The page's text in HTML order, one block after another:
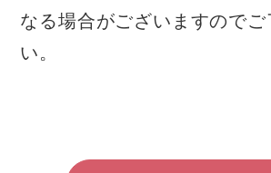
なる場合がございますのでご
い。